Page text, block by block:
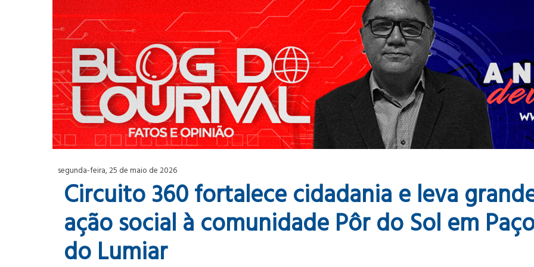
segunda-feira, 25 de maio de 2026
Circuito 360 fortalece cidadania e leva
ação social à comunidade Pôr do Sol em
do Lumiar